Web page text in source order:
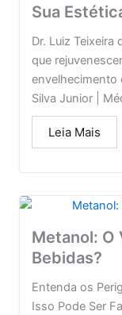
Sua
Dr. Luiz Teixeira
que
envelhecimento
Silva Junior |
Leia Mais
Metanol: O
Bebidas?
Entenda os
Isso Pode Ser